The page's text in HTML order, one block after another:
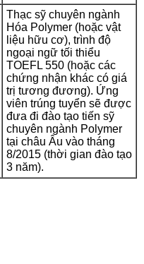
Thạc sỹ chuyên ngành
Hóa Polymer (hoặc vật
liệu hữu cơ), trình độ
ngoại ngữ tối thiểu
TOEFL 550 (hoặc các
chứng nhận khác có giá
trị tương đương). Ứng
viên trúng tuyển sẽ được
đưa đi đào tạo tiến sỹ
chuyên ngành Polymer
tại châu Âu vào tháng
8/2015 (thời gian đào tạo
3 năm).